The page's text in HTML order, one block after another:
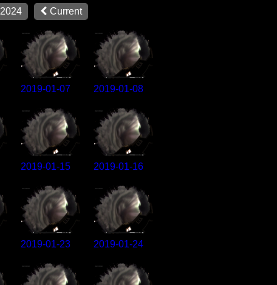
2024 Current
2019-01-07 2019-01-08
2019-01-15 2019-01-16
2019-01-23 2019-01-24